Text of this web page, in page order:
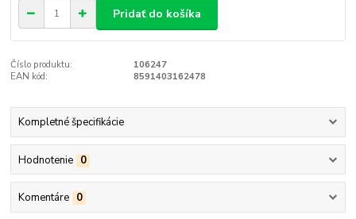
Pridať do košíka
Číslo produktu:
106247
EAN kód:
8591403162478
Kompletné špecifikácie
Hodnotenie 0
Komentáre 0